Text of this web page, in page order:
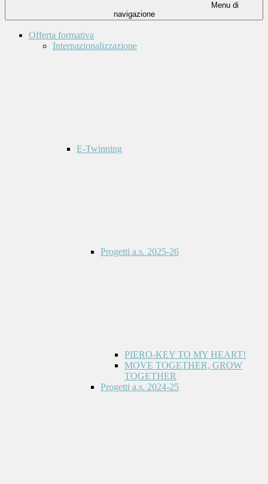
Menu di
navigazione
Offerta formativa
Internazionalizzazione
E-Twinning
Progetti a.s. 2025-26
PIERO-KEY TO MY HEART!
MOVE TOGETHER, GROW
TOGETHER
Progetti a.s. 2024-25